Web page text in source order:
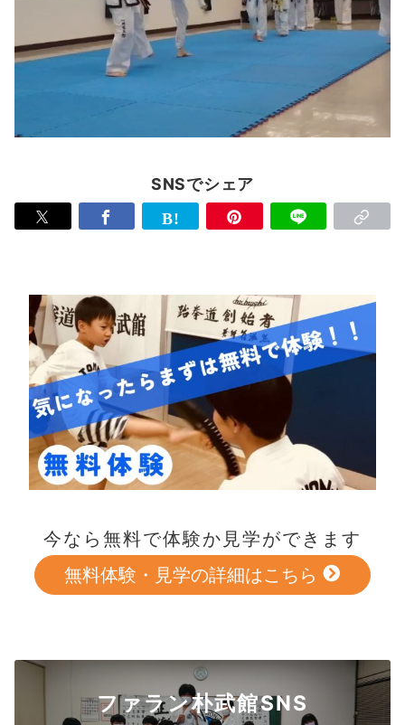
SNSでシェア
今なら無料で体験か見学ができます
無料体験・見学の詳細はこちら
ファラン朴武館SNS